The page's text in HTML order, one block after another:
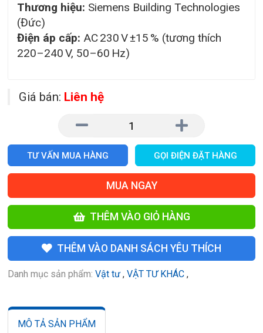
Thương hiệu: Siemens Building Technologies
(Đức)
Điện áp cấp: AC 230 V ±15 % (tương thích
220–240 V, 50–60 Hz)
Giá bán: Liên hệ
TƯ VẤN MUA HÀNG GỌI ĐIỆN ĐẶT HÀNG
MUA NGAY
THÊM VÀO GIỎ HÀNG
THÊM VÀO DANH SÁCH YÊU THÍCH
Danh mục sản phẩm: Vật tư , VẬT TƯ KHÁC ,
MÔ TẢ SẢN PHẨM